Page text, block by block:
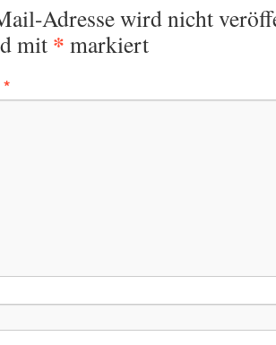
Adresse wird nicht
mit * markiert
*